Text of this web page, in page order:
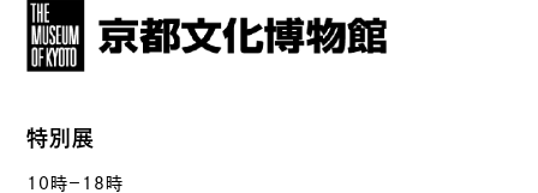
特別展
10時－18時